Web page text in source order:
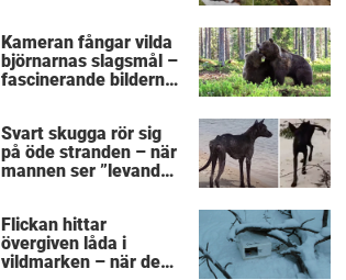
Kameran fångar vilda
björnarnas slagsmål –
fascinerande bilderna
Svart skugga rör sig
på öde stranden – när
mannen ser ”levande
händer
Flickan hittar
övergiven låda i
vildmarken – när den